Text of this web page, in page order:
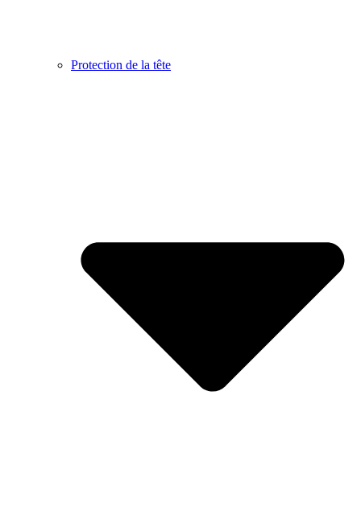
Protection de la tête